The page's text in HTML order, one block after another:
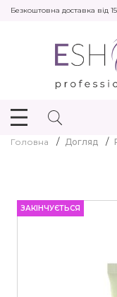
Безкоштовна доставка від
Головна Догляд
ЗАКІНЧУЄТЬСЯ